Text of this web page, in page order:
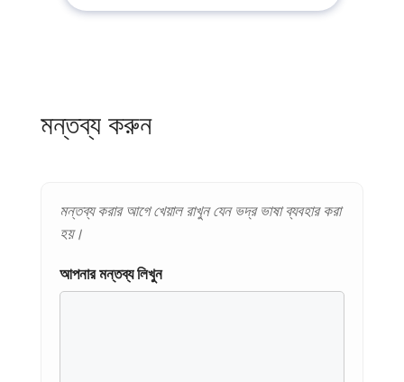
মন্তব্য করুন
মন্তব্য করার আগে খেয়াল রাখুন যেন ভদ্র ভাষা ব্যবহার করা
হয়।
আপনার মন্তব্য লিখুন